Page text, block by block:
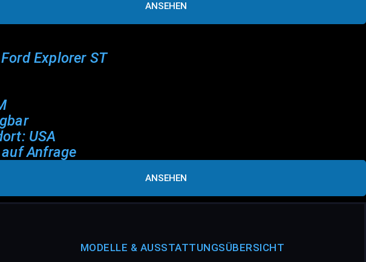
ANSEHEN
Explorer ST
USA
Anfrage
ANSEHEN
MODELLE & AUSSTATTUNGSÜBERSICHT